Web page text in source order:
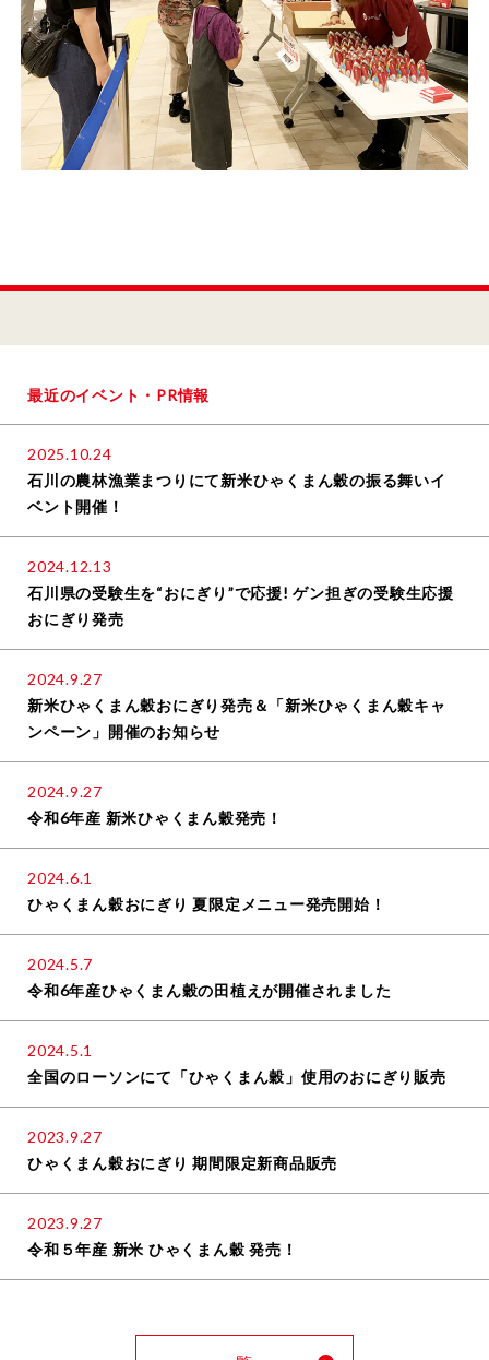
最近のイベント・PR情報
2025.10.24
石川の農林漁業まつりにて新米ひゃくまん穀の振る舞いイ
ベント開催！
2024.12.13
石川県の受験生を“おにぎり”で応援! ゲン担ぎの受験生応援
おにぎり発売
2024.9.27
新米ひゃくまん穀おにぎり発売＆「新米ひゃくまん穀キャ
ンペーン」開催のお知らせ
2024.9.27
令和6年産 新米ひゃくまん穀発売！
2024.6.1
ひゃくまん穀おにぎり 夏限定メニュー発売開始！
2024.5.7
令和6年産ひゃくまん穀の田植えが開催されました
2024.5.1
全国のローソンにて「ひゃくまん穀」使用のおにぎり販売
2023.9.27
ひゃくまん穀おにぎり 期間限定新商品販売
2023.9.27
令和５年産 新米 ひゃくまん穀 発売！